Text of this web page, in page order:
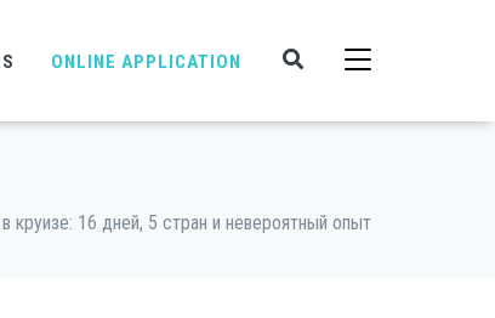
ONLINE APPLICATION
круизе: 16 дней, 5 стран и невероятный опыт